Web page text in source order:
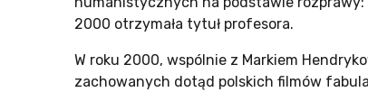
2000 otrzymała tytuł profesora.
W roku 2000, wspólnie z Markiem
zachowanych dotąd polskich filmów